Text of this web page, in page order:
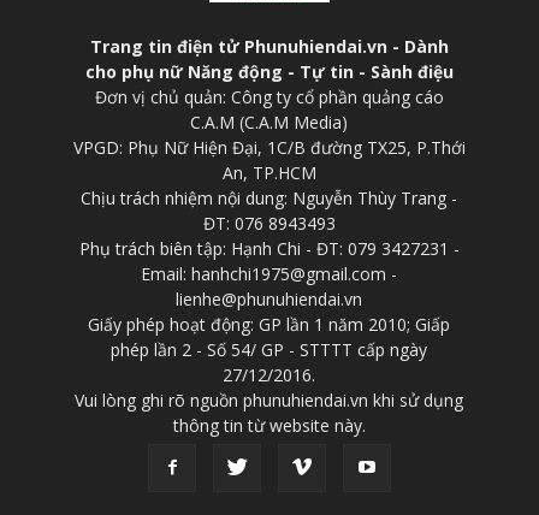
Trang tin điện tử Phunuhiendai.vn - Dành
cho phụ nữ Năng động - Tự tin - Sành điệu
Đơn vị chủ quản: Công ty cổ phần quảng cáo
C.A.M (C.A.M Media)
VPGD: Phụ Nữ Hiện Đại, 1C/B đường TX25, P.Thới
An, TP.HCM
Chịu trách nhiệm nội dung: Nguyễn Thùy Trang -
ĐT: 076 8943493
Phụ trách biên tập: Hạnh Chi - ĐT: 079 3427231 -
Email: hanhchi1975@gmail.com -
lienhe@phunuhiendai.vn
Giấy phép hoạt động: GP lần 1 năm 2010; Giấp
phép lần 2 - Số 54/ GP - STTTT cấp ngày
27/12/2016.
Vui lòng ghi rõ nguồn phunuhiendai.vn khi sử dụng
thông tin từ website này.